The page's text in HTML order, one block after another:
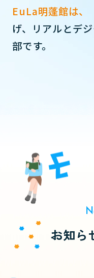
EuLa明蓬館は、
げ、リアルとデ
部です。
お知ら